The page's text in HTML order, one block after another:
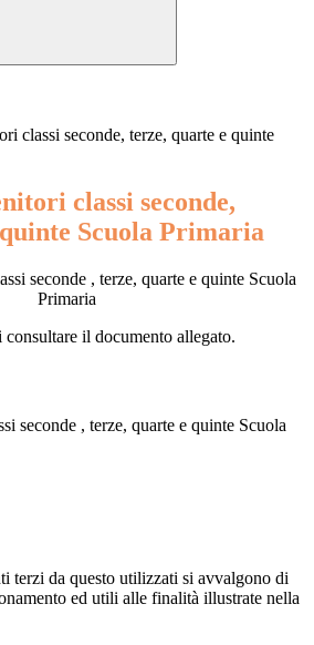
classi seconde, terze, quarte e quinte
classi seconde,
Scuola Primaria
seconde , terze, quarte e quinte Scuola
Primaria
il documento allegato.
seconde , terze, quarte e quinte Scuola
terzi da questo utilizzati si avvalgono di
ed utili alle finalità illustrate nella